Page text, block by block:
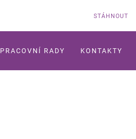
STÁHNOUT
PRACOVNÍ RADY KONTAKTY